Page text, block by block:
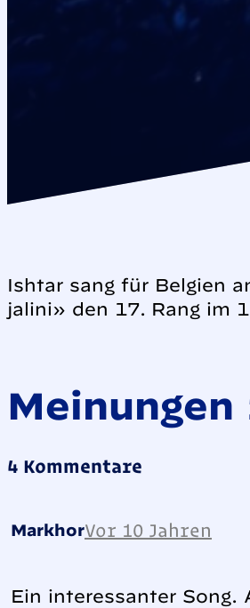
Ishtar sang für Belgien
jalini» den 17. Rang im
4 Kommentare
MarkhorVor 10 Jahren
Ein interessanter Song.